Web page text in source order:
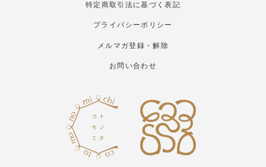
特定商取引法に基づく表記
プライバシーポリシー
メルマガ登録・解除
お問い合わせ